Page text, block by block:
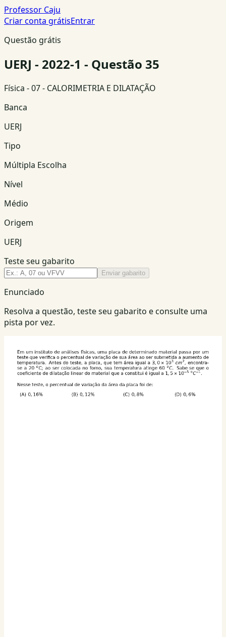
Professor Caju
Criar conta grátisEntrar
Questão grátis
UERJ - 2022-1 - Questão 35
Física - 07 - CALORIMETRIA E DILATAÇÃO
Banca
UERJ
Tipo
Múltipla Escolha
Nível
Médio
Origem
UERJ
Teste seu gabarito
Enviar gabarito
Enunciado
Resolva a questão, teste seu gabarito e consulte uma
pista por vez.